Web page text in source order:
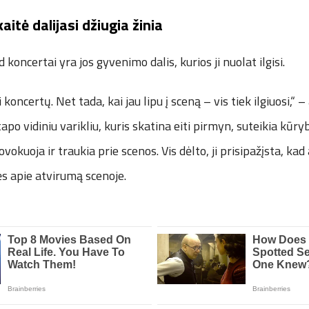
dalijasi džiugia žinia
koncertai yra jos gyvenimo dalis, kurios ji nuolat ilgisi.
koncertų. Net tada, kai jau lipu į sceną – vis tiek ilgiuosi,“
vidiniu varikliu, kuris skatina eiti pirmyn, suteikia
ir traukia prie scenos. Vis dėlto, ji prisipažįsta, kad
apie atvirumą scenoje.